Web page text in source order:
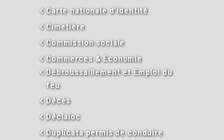
Carte nationale d’identité
Cimetière
Commission sociale
Commerces & Economie
Débroussaillement et Emploi du
feu
Décès
Déclaloc
Duplicata permis de conduire